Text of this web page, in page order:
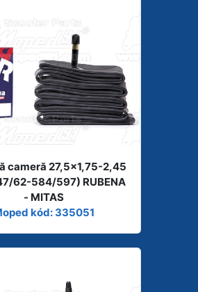
cameră 27,5x1,75-2,45
62-584/597) RUBENA
- MITAS
kód: 335051